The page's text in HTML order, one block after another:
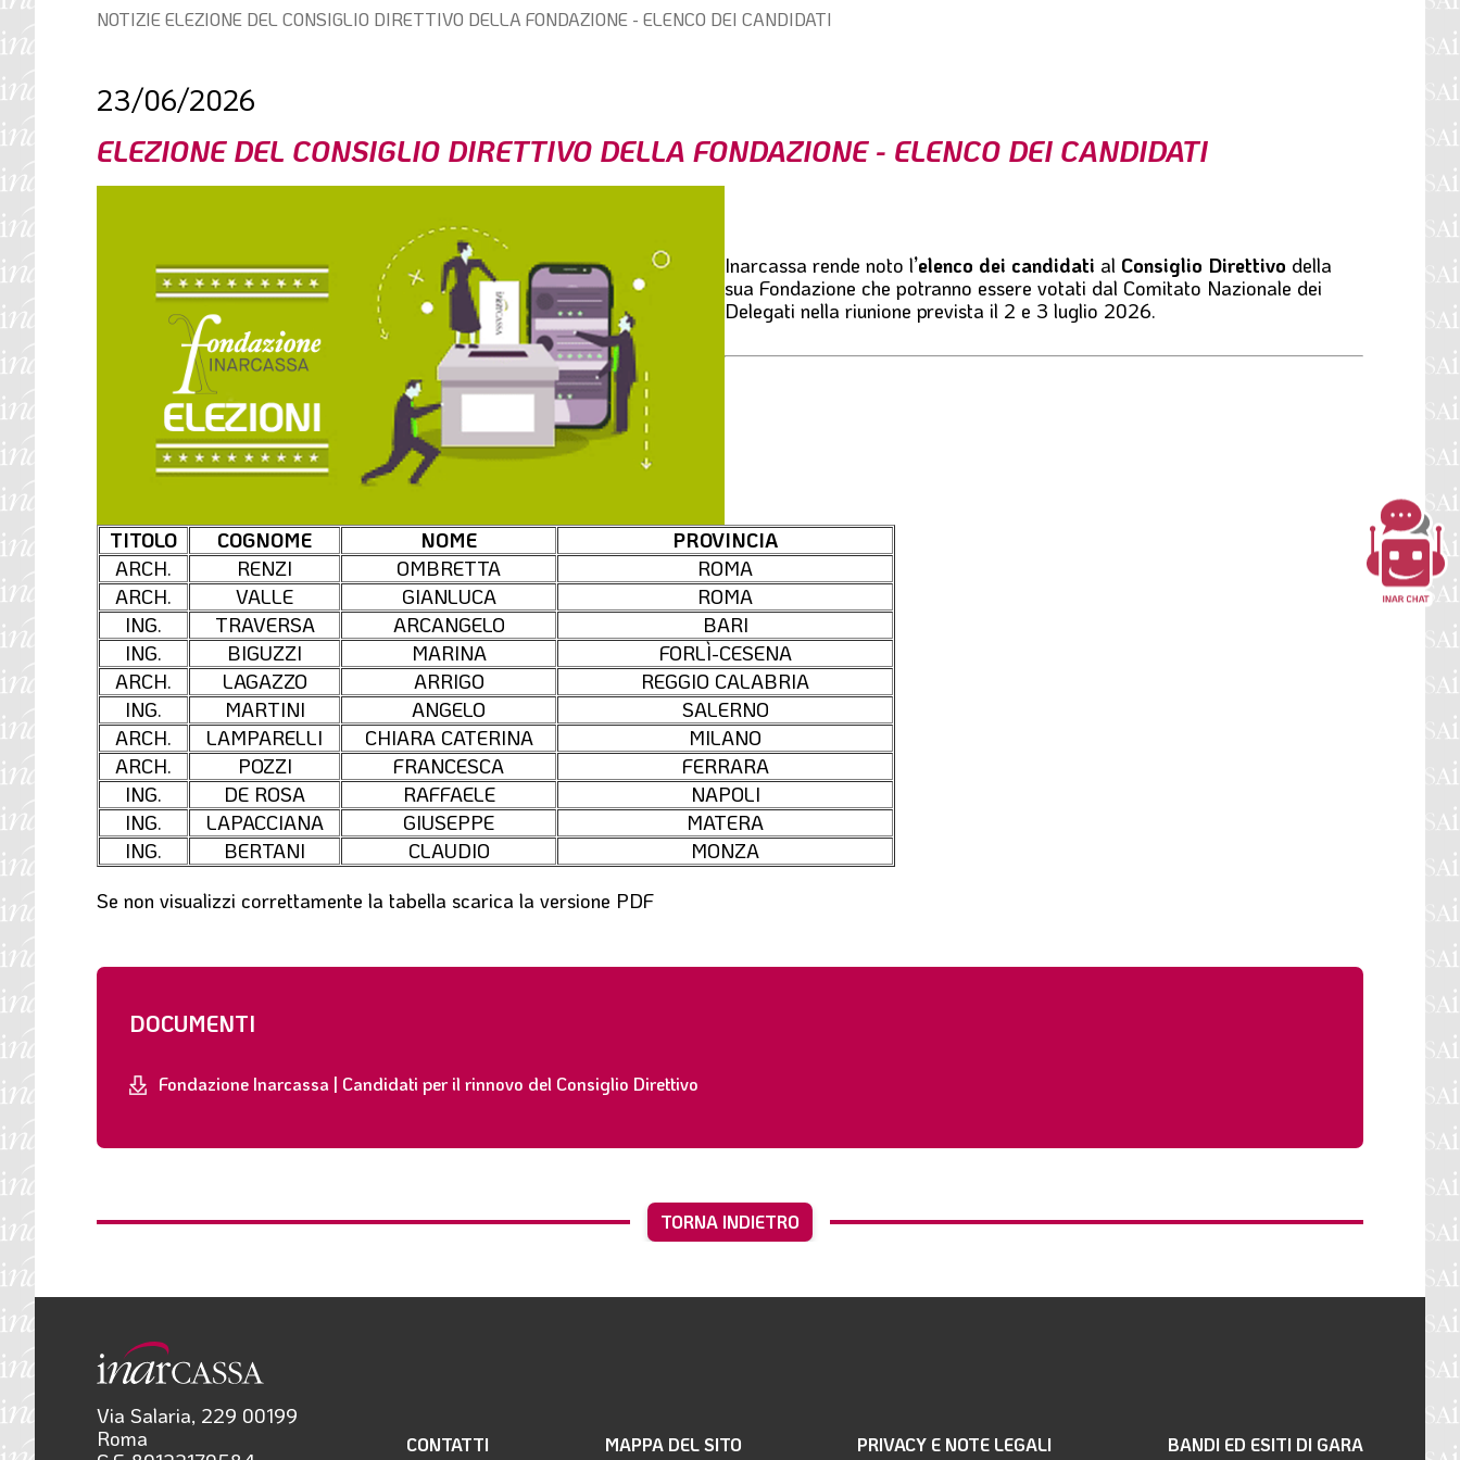
e
Percorso
NOTIZIEELEZIONE DEL CONSIGLIO DIRETTIVO DELLA FONDAZIONE - ELENCO DEI CANDIDATI
23/06/2026
ELEZIONE DEL CONSIGLIO DIRETTIVO DELLA FONDAZIONE - ELENCO DEI CANDIDATI
Inarcassa rende noto l’elenco dei candidati al Consiglio Direttivo della
sua Fondazione che potranno essere votati dal Comitato Nazionale dei
Delegati nella riunione prevista il 2 e 3 luglio 2026.
TITOLO COGNOME NOME
PROVINCIA
ARCH.
RENZI OMBRETTA
ROMA
ARCH.
VALLE GIANLUCA
ROMA
ING.
TRAVERSA ARCANGELO
BARI
ING.
BIGUZZI MARINA
FORLÌ-CESENA
ARCH.
LAGAZZO ARRIGO
REGGIO CALABRIA
ING.
MARTINI ANGELO
SALERNO
ARCH.
LAMPARELLI CHIARA CATERINA
MILANO
ARCH.
POZZI FRANCESCA
FERRARA
ING.
DE ROSA RAFFAELE
NAPOLI
ING.
LAPACCIANA GIUSEPPE
MATERA
ING.
BERTANI CLAUDIO
MONZA
Se non visualizzi correttamente la tabella scarica la versione PDF
DOCUMENTI
Fondazione Inarcassa | Candidati per il rinnovo del Consiglio Direttivo
TORNA INDIETRO
Via Salaria, 229 00199
Roma
CONTATTI MAPPA DEL SITO PRIVACY E NOTE LEGALI BANDI ED ESITI DI GARA